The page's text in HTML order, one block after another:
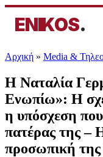
ENIKOS.
Αρχική » Media &
Η Ναταλία
Ενωπίω»: Η
η υπόσχεση
πατέρας της –
προσωπική